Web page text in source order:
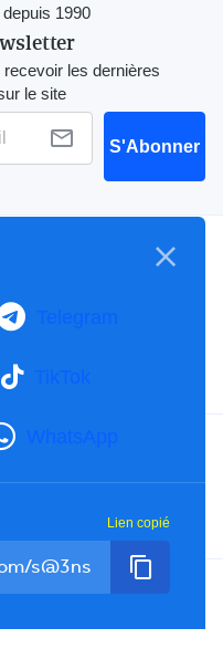
1990
les dernières
le site
S'Abonner
: info@elkhabar.com
Telegram
TikTok
WhatsApp
Lien copié